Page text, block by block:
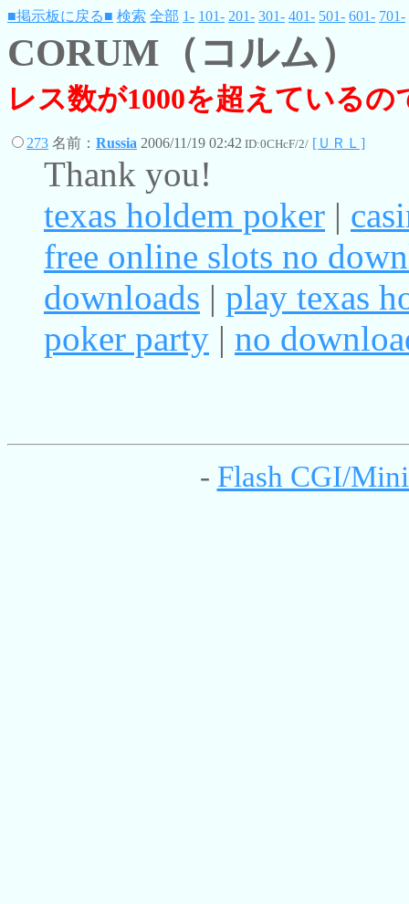
■掲示板に戻る■ 検索 全部 1- 101- 201- 301- 401- 501- 601- 701-
CORUM（コルム）
レス数が1000を超えている
273 名前： Russia 2006/11/19 02:42 ID:0CHcF/2/ [ＵＲＬ]
Thank you!
texas holdem poker |
free online slots no
downloads | play texas
poker party | no
- Flash CGI/